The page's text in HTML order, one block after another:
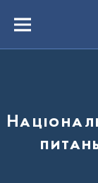
вмістуMenu